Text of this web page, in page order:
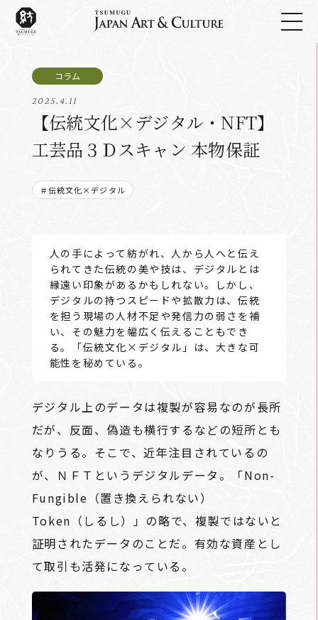
2025.4.11
【伝統文化×デジタル・NFT】
工芸品３Ｄスキャン 本物保証
＃伝統文化×デジタル
人の手によって紡がれ、人から人へと伝え
られてきた伝統の美や技は、デジタルとは
縁遠い印象があるかもしれない。しかし、
デジタルの持つスピードや拡散力は、伝統
を担う現場の人材不足や発信力の弱さを補
い、その魅力を幅広く伝えることもでき
る。「伝統文化×デジタル」は、大きな可
能性を秘めている。
デジタル上のデータは複製が容易なのが長所
だが、反面、偽造も横行するなどの短所とも
なりうる。そこで、近年注目されているの
が、ＮＦＴというデジタルデータ。「Non-
Fungible（置き換えられない）
Token（しるし）」の略で、複製ではないと
証明されたデータのことだ。有効な資産とし
て取引も活発になっている。